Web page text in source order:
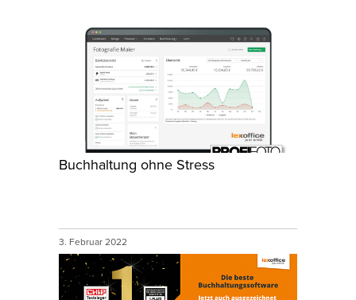
Buchhaltung ohne Stress
3. Februar 2022